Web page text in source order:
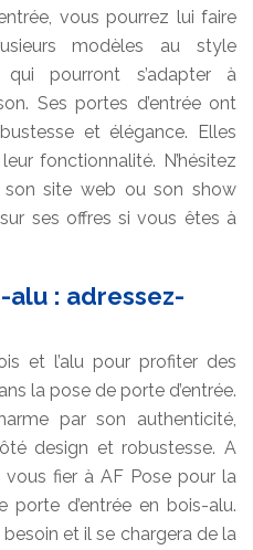
vous pourrez lui faire
modèles au style
pourront s’adapter à
Ses portes d’entrée ont
et élégance. Elles
fonctionnalité. N’hésitez
site web ou son show
ses offres si vous êtes à
alu : adressez-
et l’alu pour profiter des
la pose de porte d’entrée.
par son authenticité,
design et robustesse. A
fier à AF Pose pour la
porte d’entrée en bois-alu.
et il se chargera de la